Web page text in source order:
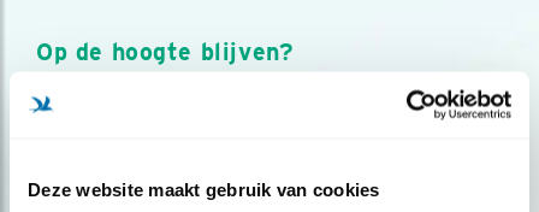
Deze website maakt gebruik van cookies
Op de hoogte blijven?
Meld je aan en ontvang nieuws, inspiratie, acties en tips
over vogels en activiteiten van Vogelbescherming.